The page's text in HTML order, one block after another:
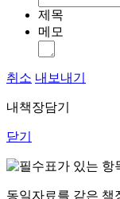
제목
메모
취소 내보내기
내책장담기
닫기
표가 있는 항
동일자료를 같은 책